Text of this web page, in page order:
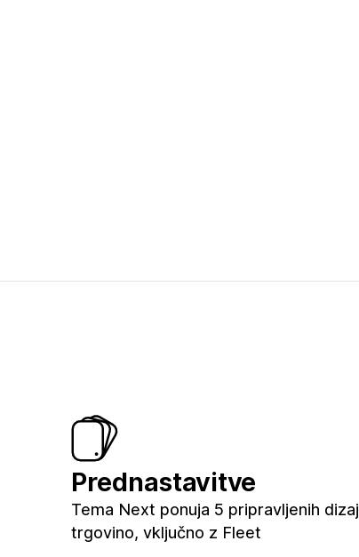
Prednastavitve
Tema Next ponuja 5 pripravljenih
trgovino, vključno z Fleet